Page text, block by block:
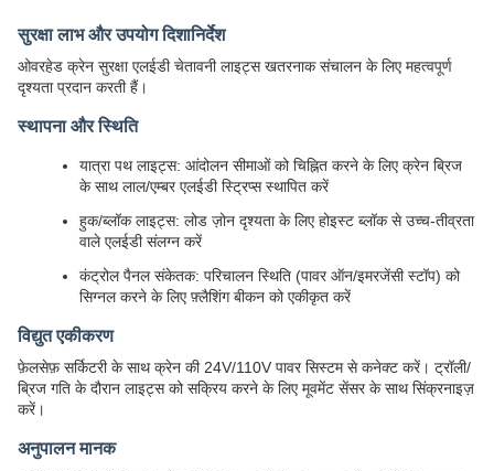
सुरक्षा लाभ और उपयोग दिशानिर्देश
ओवरहेड क्रेन सुरक्षा एलईडी चेतावनी लाइट्स खतरनाक संचालन के लिए महत्वपूर्ण
दृश्यता प्रदान करती हैं।
स्थापना और स्थिति
यात्रा पथ लाइट्स: आंदोलन सीमाओं को चिह्नित करने के लिए क्रेन ब्रिज
के साथ लाल/एम्बर एलईडी स्ट्रिप्स स्थापित करें
हुक/ब्लॉक लाइट्स: लोड ज़ोन दृश्यता के लिए होइस्ट ब्लॉक से उच्च-तीव्रता
वाले एलईडी संलग्न करें
कंट्रोल पैनल संकेतक: परिचालन स्थिति (पावर ऑन/इमरजेंसी स्टॉप) को
सिग्नल करने के लिए फ़्लैशिंग बीकन को एकीकृत करें
विद्युत एकीकरण
फ़ेलसेफ़ सर्किटरी के साथ क्रेन की 24V/110V पावर सिस्टम से कनेक्ट करें। ट्रॉली/
ब्रिज गति के दौरान लाइट्स को सक्रिय करने के लिए मूवमेंट सेंसर के साथ सिंक्रनाइज़
करें।
अनुपालन मानक